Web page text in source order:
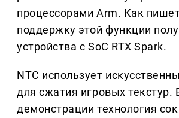
процессорами Arm. Как
поддержку этой функции
устройства с SoC RTX Spark.
NTC использует
для сжатия игровых текстур.
демонстрации технология